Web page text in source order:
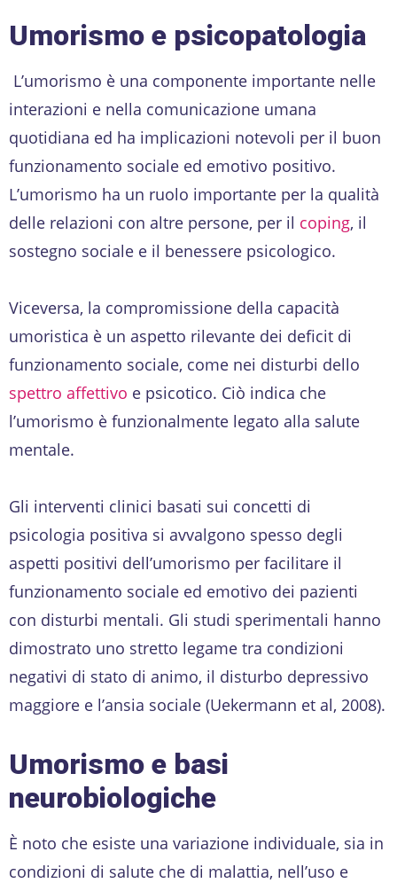
Umorismo e psicopatologia
L’umorismo è una componente importante nelle
interazioni e nella comunicazione umana
quotidiana ed ha implicazioni notevoli per il buon
funzionamento sociale ed emotivo positivo.
L’umorismo ha un ruolo importante per la qualità
delle relazioni con altre persone, per il coping, il
sostegno sociale e il benessere psicologico.
Viceversa, la compromissione della capacità
umoristica è un aspetto rilevante dei deficit di
funzionamento sociale, come nei disturbi dello
spettro affettivo e psicotico. Ciò indica che
l’umorismo è funzionalmente legato alla salute
mentale.
Gli interventi clinici basati sui concetti di
psicologia positiva si avvalgono spesso degli
aspetti positivi dell’umorismo per facilitare il
funzionamento sociale ed emotivo dei pazienti
con disturbi mentali. Gli studi sperimentali hanno
dimostrato uno stretto legame tra condizioni
negativi di stato di animo, il disturbo depressivo
maggiore e l’ansia sociale (Uekermann et al, 2008).
Umorismo e basi
neurobiologiche
È noto che esiste una variazione individuale, sia in
condizioni di salute che di malattia, nell’uso e